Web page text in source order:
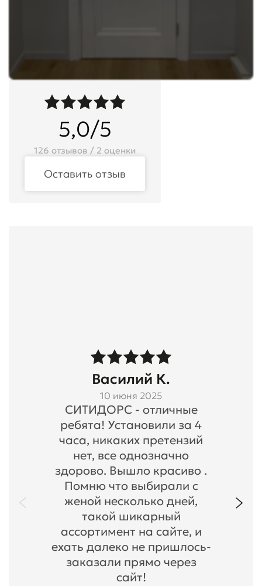
5,0/5
126 отзывов / 2 оценки
Оставить отзыв
Василий К.
10 июня 2025
СИТИДОРС - отличные
ребята! Установили за 4
часа, никаких претензий
нет, все однозначно
здорово. Вышло красиво .
Помню что выбирали с
женой несколько дней,
такой шикарный
ассортимент на сайте, и
ехать далеко не пришлось-
заказали прямо через
сайт!